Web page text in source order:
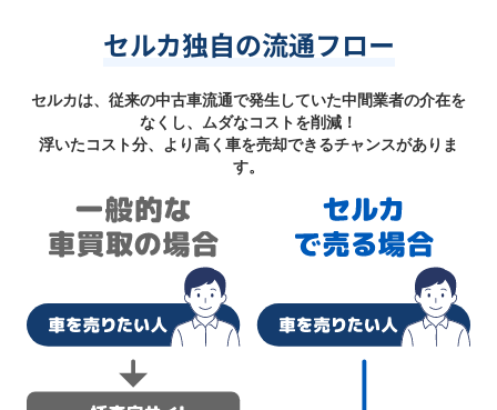
セルカ独自の流通フロー
セルカは、従来の中古車流通で発生していた中間業者の介在を
なくし、ムダなコストを削減！
浮いたコスト分、より高く車を売却できるチャンスがありま
す。